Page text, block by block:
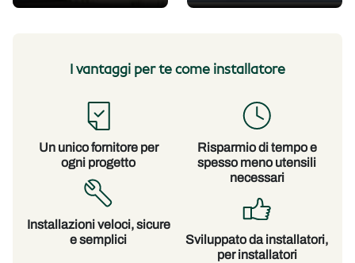
I vantaggi per te come installatore
Un unico fornitore per
ogni progetto
Installazioni veloci, sicure
e semplici
Risparmio di tempo e
spesso meno utensili
necessari
Sviluppato da installatori,
per installatori